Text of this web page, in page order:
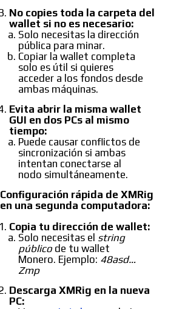
No copies toda la carpeta del
wallet si no es necesario:
Solo necesitas la dirección
pública para minar.
Copiar la wallet completa
solo es útil si quieres
acceder a los fondos desde
ambas máquinas.
Evita abrir la misma wallet
GUI en dos PCs al mismo
tiempo:
Puede causar conflictos de
sincronización si ambas
intentan conectarse al
nodo simultáneamente.
Configuración rápida de XMRig
en una segunda computadora:
Copia tu dirección de wallet:
Solo necesitas el string
público de tu wallet
Monero. Ejemplo: 48asd…
Zmp
Descarga XMRig en la nueva
PC: